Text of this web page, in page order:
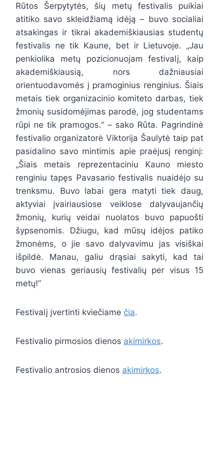
Rūtos Šerpytytės, šių metų festivalis puikiai
atitiko savo skleidžiamą idėją – buvo socialiai
atsakingas ir tikrai akademiškiausias studentų
festivalis ne tik Kaune, bet ir Lietuvoje. „Jau
penkiolika metų pozicionuojam festivalį, kaip
akademiškiausią, nors dažniausiai
orientuodavomės į pramoginius renginius. Šiais
metais tiek organizacinio komiteto darbas, tiek
žmonių susidomėjimas parodė, jog studentams
rūpi ne tik pramogos.“ – sako Rūta. Pagrindinė
festivalio organizatorė Viktorija Šaulytė taip pat
pasidalino savo mintimis apie praėjusį renginį:
„Šiais metais reprezentaciniu Kauno miesto
renginiu tapęs Pavasario festivalis nuaidėjo su
trenksmu. Buvo labai gera matyti tiek daug,
aktyviai įvairiausiose veiklose dalyvaujančių
žmonių, kurių veidai nuolatos buvo papuošti
šypsenomis. Džiugu, kad mūsų idėjos patiko
žmonėms, o jie savo dalyvavimu jas visiškai
išpildė. Manau, galiu drąsiai sakyti, kad tai
buvo vienas geriausių festivalių per visus 15
metų!”
Festivalį įvertinti kviečiame čia.
Festivalio pirmosios dienos akimirkos.
Festivalio antrosios dienos akimirkos.